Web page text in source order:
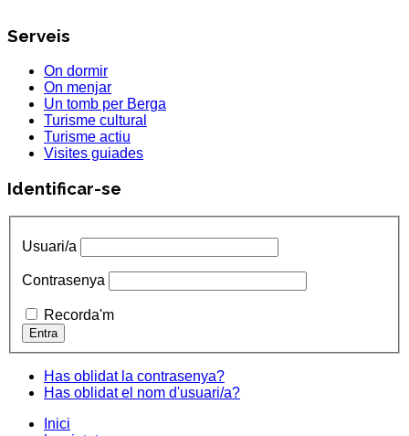
Serveis
On dormir
On menjar
Un tomb per Berga
Turisme cultural
Turisme actiu
Visites guiades
Identificar-se
Usuari/a
Contrasenya
Recorda'm
Has oblidat la contrasenya?
Has oblidat el nom d'usuari/a?
Inici